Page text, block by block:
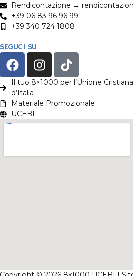
Rendicontazione →
+39 06 83 96 96 99
+39 340 724 1808
SEGUCI SU
Il tuo 8×1000 per l’Unione
d’Italia
Materiale Promozionale
UCEBI